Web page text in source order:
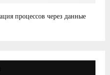
процессов через данные